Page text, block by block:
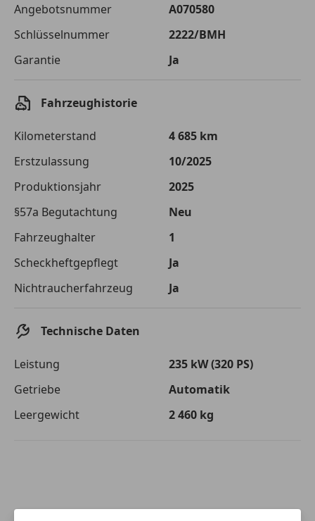
Effektivzinsatz
Die tatsächlichen Konditionen sind abhängig von Ihrer Bonität sowie
Jahre. Zinsspanne Sollzinssatz: 2,90% - 14,90%.
Jetzt berechnen
Angebotsnummer
A070580
Schlüsselnummer
2222/BMH
Garantie
Ja
Fahrzeughistorie
Kilometerstand
4 685 km
Erstzulassung
10/2025
Produktionsjahr
2025
§57a Begutachtung
Neu
Fahrzeughalter
1
Scheckheftgepflegt
Ja
Nichtraucherfahrzeug
Ja
Technische Daten
Leistung
235 kW (320 PS)
Getriebe
Automatik
Leergewicht
2 460 kg